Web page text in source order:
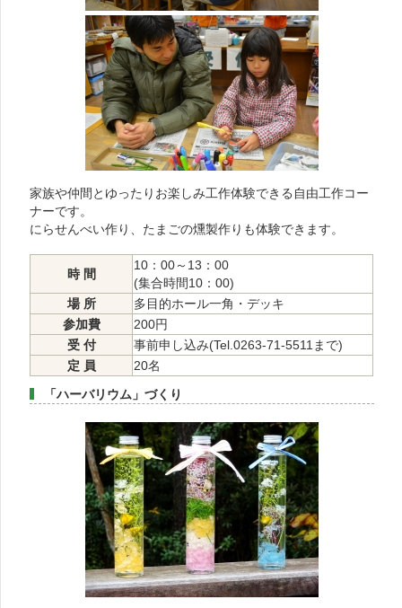
家族や仲間とゆったりお楽しみ工作体験できる自由工作コー
ナーです。
にらせんべい作り、たまごの燻製作りも体験できます。
時 間
10：00～13：00
(集合時間10：00)
場 所
多目的ホール一角・デッキ
参加費
200円
受 付
事前申し込み(Tel.0263-71-5511まで)
定 員
20名
「ハーバリウム」づくり